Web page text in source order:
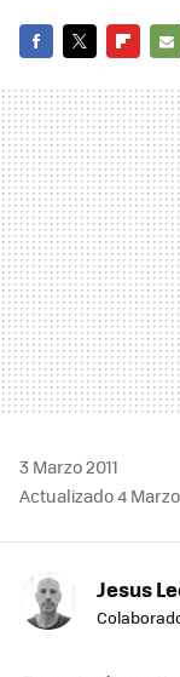
3 Marzo 2011
Actualizado 4 Marzo
Jesus